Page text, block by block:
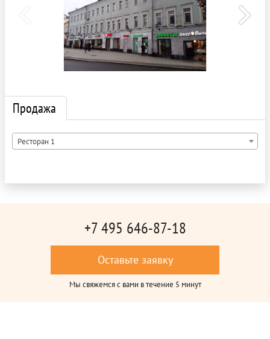
Продажа
Ресторан 1
+7 495 646-87-18
Оставьте заявку
Мы свяжемся с вами в течение 5 минут